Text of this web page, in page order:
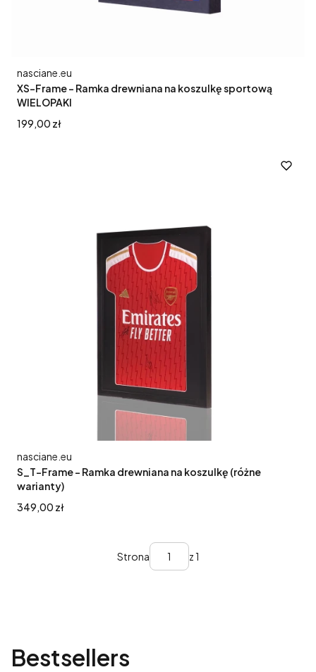
XS-Frame - Ramka drewniana na koszulkę sportową
WIELOPAKI
Producent
nasciane.eu
Cena
199,00 zł
S_T-Frame - Ramka drewniana na koszulkę (różne
warianty)
Producent
nasciane.eu
Cena
349,00 zł
Strona z 1
Bestsellers